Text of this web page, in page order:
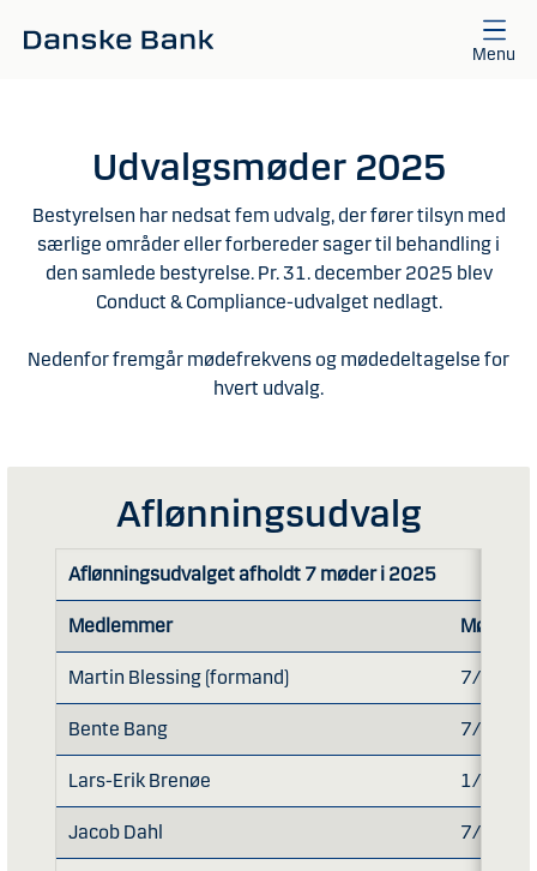
Menu
Udvalgsmøder 2025
Bestyrelsen har nedsat fem udvalg, der fører tilsyn med
særlige områder eller forbereder sager til behandling i
den samlede bestyrelse. Pr. 31. december 2025 blev
Conduct & Compliance-udvalget nedlagt.
Nedenfor fremgår mødefrekvens og mødedeltagelse for
hvert udvalg.
Aflønningsudvalg
Aflønningsudvalget afholdt 7 møder i 2025
Medlemmer
Martin Blessing (formand) 7/7
Bente Bang 7/7
Lars-Erik Brenøe 1/1*
Jacob Dahl 7/7